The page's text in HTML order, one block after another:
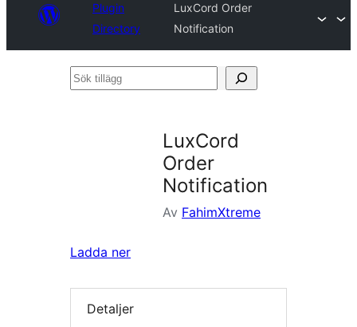
Plugin
Directory
LuxCord Order
Notification
Sök
LuxCord
Order
Notification
Av FahimXtreme
Ladda ner
Detaljer